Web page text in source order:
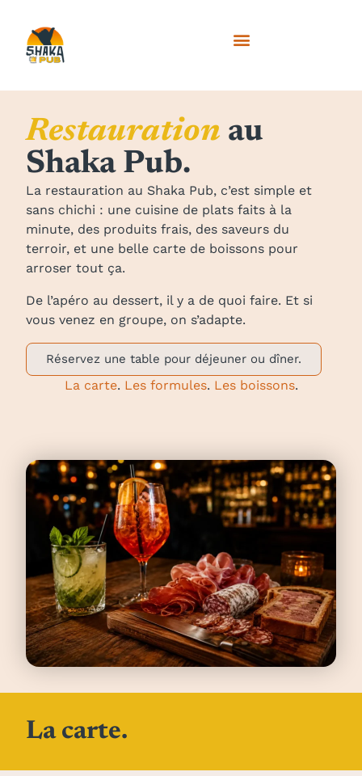
Restauration au
Shaka Pub.
La restauration au Shaka Pub, c’est simple et
sans chichi : une cuisine de plats faits à la
minute, des produits frais, des saveurs du
terroir, et une belle carte de boissons pour
arroser tout ça.
De l’apéro au dessert, il y a de quoi faire. Et si
vous venez en groupe, on s’adapte.
Réservez une table pour déjeuner ou dîner.
La carte. Les formules. Les boissons.
La carte.